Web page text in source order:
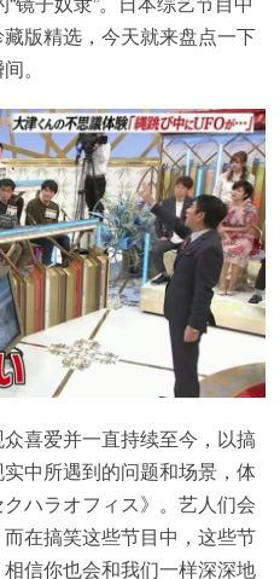
版精选，今天就来盘点一下
。
喜爱并一直持续至今，以搞
中所遇到的问题和场景，体
ハラオフィス》。艺人们会
在搞笑这些节目中，这些节
信你也会和我们一样深深地